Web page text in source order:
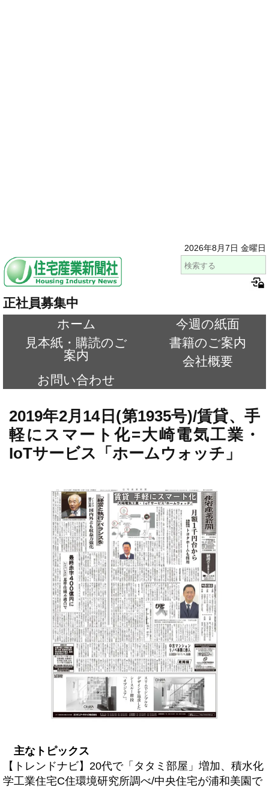
2026年8月7日 金曜日
正社員募集中
ホーム
今週の紙面
見本紙・購読のご
案内
書籍のご案内
会社概要
お問い合わせ
2019年2月14日(第1935号)/賃貸、手
軽にスマート化=大崎電気工業・
IoTサービス「ホームウォッチ」
主なトピックス
【トレンドナビ】20代で「タタミ部屋」増加、積水化
学工業住宅C住環境研究所調べ/中央住宅が浦和美園で